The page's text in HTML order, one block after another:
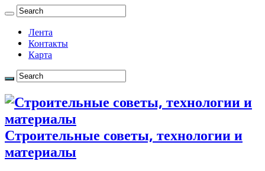
Лента
Контакты
Карта
Строительные советы, технологии и
материалы